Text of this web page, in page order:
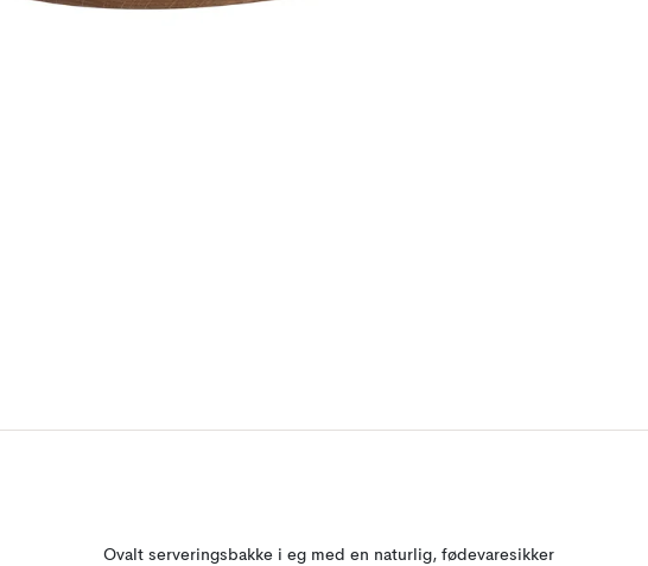
Ovalt serveringsbakke i eg med en naturlig, fødevaresikker